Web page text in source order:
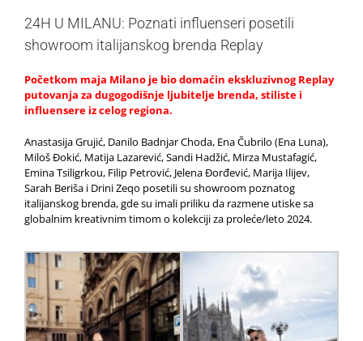
24H U MILANU: Poznati influenseri posetili
showroom italijanskog brenda Replay
Početkom maja Milano je bio domaćin ekskluzivnog Replay
putovanja za dugogodišnje ljubitelje brenda, stiliste i
influensere iz celog regiona.
Anastasija Grujić, Danilo Badnjar Choda, Ena Čubrilo (Ena Luna),
Miloš Đokić, Matija Lazarević, Sandi Hadžić, Mirza Mustafagić,
Emina Tsiligrkou, Filip Petrović, Jelena Đorđević, Marija Ilijev,
Sarah Beriša i Drini Zeqo posetili su showroom poznatog
italijanskog brenda, gde su imali priliku da razmene utiske sa
globalnim kreativnim timom o kolekciji za proleće/leto 2024.